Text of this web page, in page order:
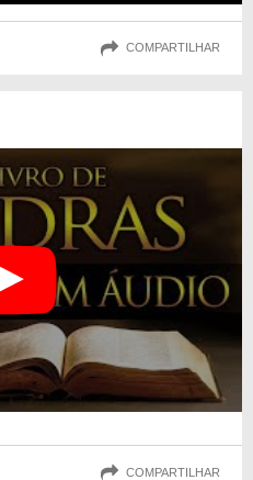
COMPARTILHAR
COMPARTILHAR